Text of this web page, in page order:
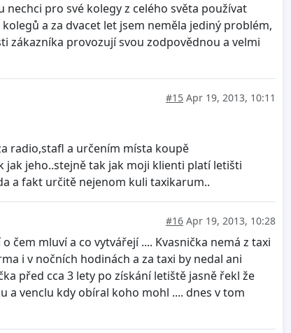
pro své kolegy z celého světa používat
a za dvacet let jsem neměla jediný problém,
zákazníka provozují svou zodpovědnou a velmi
#15 Apr 19, 2013, 10:11
radio,stafl a určením místa koupě
jak jeho..stejně tak jak moji klienti platí letišti
a fakt určitě nejenom kuli taxikarum..
#16 Apr 19, 2013, 10:28
mluví a co vytvářejí .... Kvasnička nemá z taxi
i v nočních hodinách a za taxi by nedal ani
před cca 3 lety po získání letiště jasně řekl že
a venclu kdy obíral koho mohl .... dnes v tom